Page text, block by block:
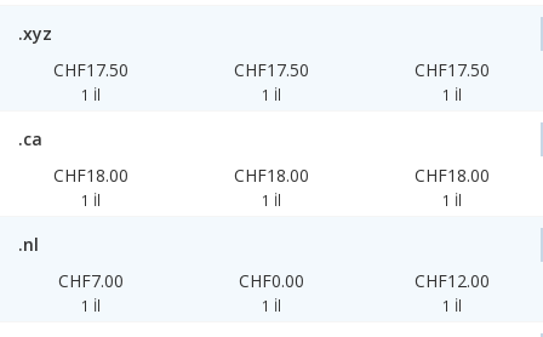
.xyz
CHF17.50
1 İl
CHF17.50
1 İl
CHF17.50
1 İl
.ca
CHF18.00
1 İl
CHF18.00
1 İl
CHF18.00
1 İl
.nl
CHF7.00
1 İl
CHF0.00
1 İl
CHF12.00
1 İl